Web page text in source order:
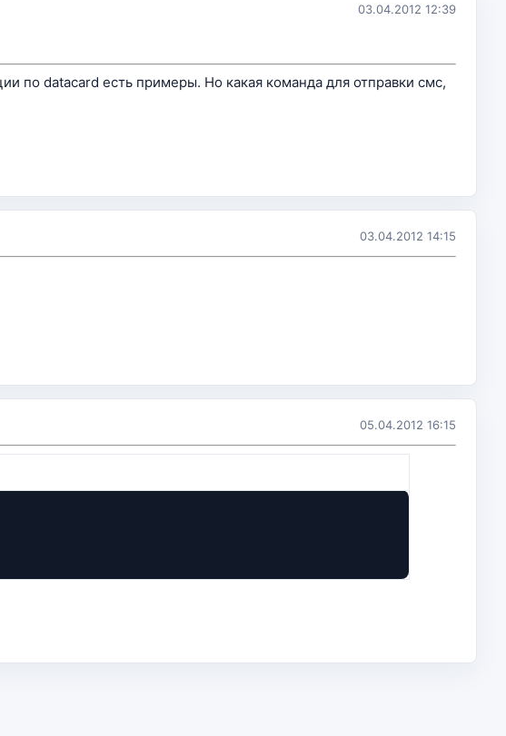
03.04.2012 12:39
по datacard есть примеры. Но какая команда для отправки смс,
03.04.2012 14:15
05.04.2012 16:15